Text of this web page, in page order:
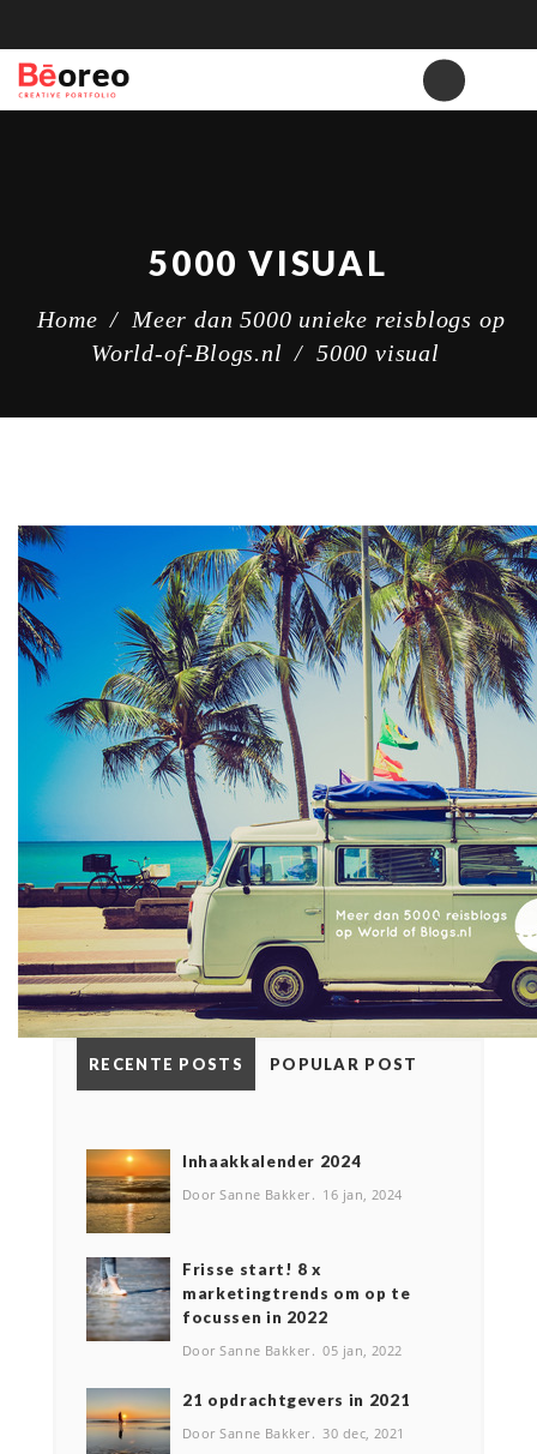
5000 VISUAL
Home / Meer dan 5000 unieke reisblogs op
World-of-Blogs.nl / 5000 visual
RECENTE POSTS POPULAR POST
Inhaakkalender 2024
Door Sanne Bakker 16 jan, 2024
Frisse start! 8 x
marketingtrends om op te
focussen in 2022
Door Sanne Bakker 05 jan, 2022
2️1 opdrachtgevers in 2021
Door Sanne Bakker 30 dec, 2021